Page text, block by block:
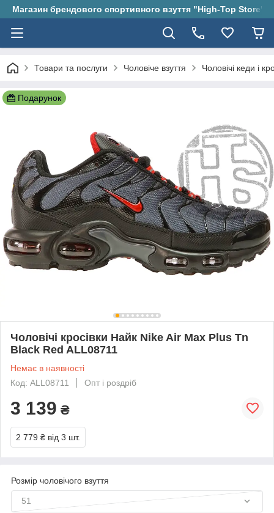
Магазин брендового спортивного взуття "High-Top Store"
Товари та послуги Чоловіче взуття Чоловічі кеди і
Подарунок
Чоловічі кросівки Найк Nike Air Max Plus Tn
Black Red ALL08711
Немає в наявності
Код: ALL08711
Опт і роздріб
3 139 ₴
2 779 ₴ від 3 шт.
Розмір чоловічого взуття
51